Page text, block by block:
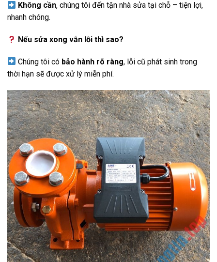
Không cần, chúng tôi đến tận nhà sửa tại chỗ – tiện lợi,
nhanh chóng.
Nếu sửa xong vẫn lỗi thì sao?
Chúng tôi có bảo hành rõ ràng, lỗi cũ phát sinh trong
thời hạn sẽ được xử lý miễn phí.